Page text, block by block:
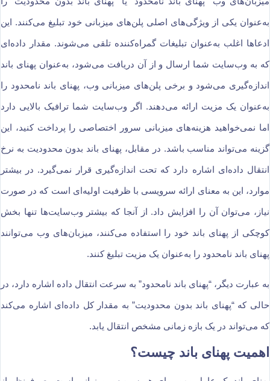
به‌عنوان یکی از ویژگی‌های اصلی پلن‌های میزبانی خود تبلیغ می‌کنند. این
ادعاها اغلب به‌عنوان تبلیغات گمراه‌کننده تلقی می‌شوند. مقدار داده‌ای
که به وب‌سایت شما ارسال و از آن دریافت می‌شود، به‌عنوان پهنای باند
اندازه‌گیری می‌شود و برخی پلن‌های میزبانی وب، پهنای باند نامحدود را
به‌عنوان یک مزیت ارائه می‌دهند. اگر وب‌سایت شما ترافیک بالایی دارد
اما نمی‌خواهید هزینه‌های میزبانی سرور اختصاصی را پرداخت کنید، این
گزینه می‌تواند مناسب باشد. در مقابل، پهنای باند بدون محدودیت به نرخ
انتقال داده‌ای اشاره دارد که تحت اندازه‌گیری قرار نمی‌گیرد. در بیشتر
موارد، این به معنای ارائه سرویسی با ظرفیت اولیه‌ای است که در صورت
نیاز، می‌توان آن را افزایش داد. از آنجا که بیشتر وب‌سایت‌ها تنها بخش
کوچکی از پهنای باند خود را استفاده می‌کنند، میزبان‌های وب می‌توانند
پهنای باند نامحدود را به‌عنوان یک مزیت تبلیغ کنند.
به عبارت دیگر، “پهنای باند نامحدود” به سرعت انتقال داده اشاره دارد، در
حالی که “پهنای باند بدون محدودیت” به مقدار کل داده‌ای اشاره می‌کند
که می‌تواند در یک بازه زمانی مشخص انتقال یابد.
اهمیت پهنای باند چیست؟